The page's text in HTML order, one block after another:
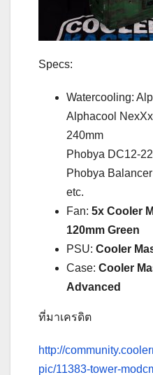
Specs:
Watercooling:
Alphacool
240mm
Phobya DC12-
Phobya
etc.
Fan: 5x Cooler
120mm Green
PSU: Cooler
Case: Cooler
Advanced
ที่มาเครดิต
http://
pic/11383-tower-